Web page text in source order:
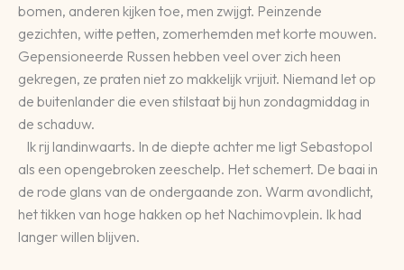
bomen, anderen kijken toe, men zwijgt. Peinzende
gezichten, witte petten, zomerhemden met korte mouwen.
Gepensioneerde Russen hebben veel over zich heen
gekregen, ze praten niet zo makkelijk vrijuit. Niemand let op
de buitenlander die even stilstaat bij hun zondagmiddag in
de schaduw.
Ik rij landinwaarts. In de diepte achter me ligt Sebastopol
als een opengebroken zeeschelp. Het schemert. De baai in
de rode glans van de ondergaande zon. Warm avondlicht,
het tikken van hoge hakken op het Nachimovplein. Ik had
langer willen blijven.